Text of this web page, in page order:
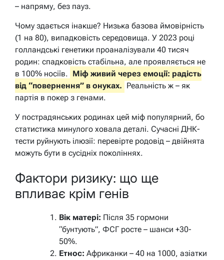
– напряму, без пауз.
Чому здається інакше? Низька базова ймовірність
(1 на 80), випадковість середовища. У 2023 році
голландські генетики проаналізували 40 тисяч
родин: спадковість стабільна, але проявляється не
в 100% носіїв. Міф живий через емоції: радість
від “повернення” в онуках. Реальність ж – як
партія в покер з генами.
У пострадянських родинах цей міф популярний, бо
статистика минулого ховала деталі. Сучасні ДНК-
тести руйнують ілюзії: перевірте родовід – двійнята
можуть бути в сусідніх поколіннях.
Фактори ризику: що ще
впливає крім генів
Вік матері: Після 35 гормони
“бунтують”, ФСГ росте – шанси +30-
50%.
Етнос: Африканки – 40 на 1000, азіатки